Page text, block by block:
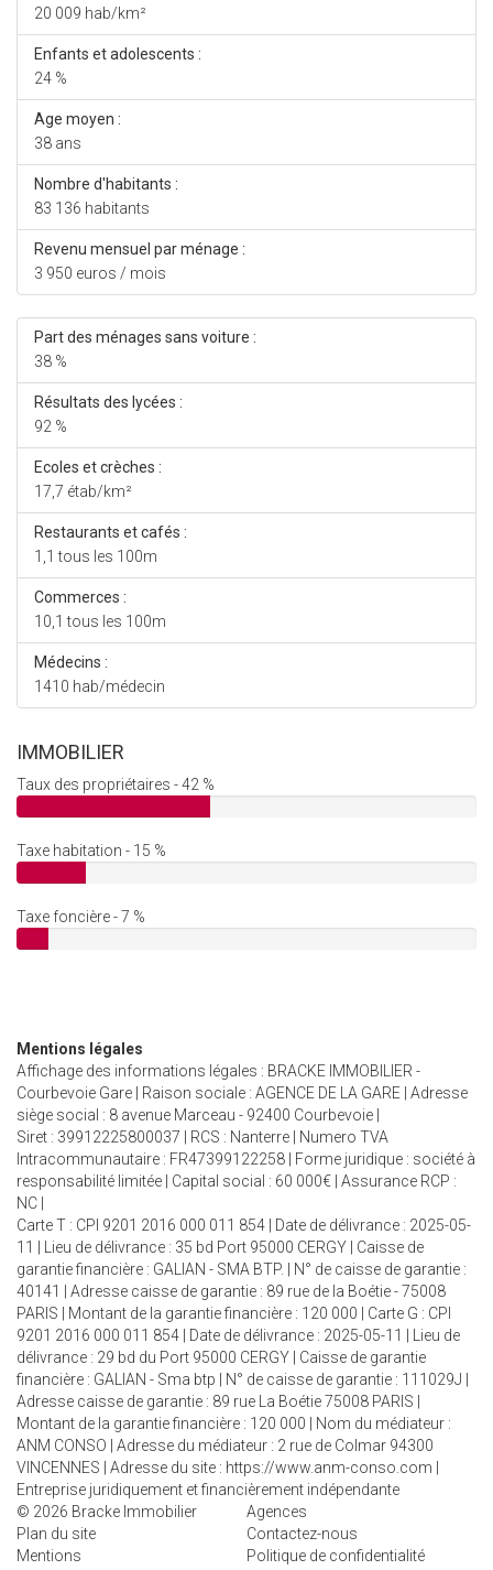
20 009 hab/km²
Enfants et adolescents :
24 %
Age moyen :
38 ans
Nombre d'habitants :
83 136 habitants
Revenu mensuel par ménage :
3 950 euros / mois
Part des ménages sans voiture :
38 %
Résultats des lycées :
92 %
Ecoles et crèches :
17,7 étab/km²
Restaurants et cafés :
1,1 tous les 100m
Commerces :
10,1 tous les 100m
Médecins :
1410 hab/médecin
IMMOBILIER
Taux des propriétaires - 42 %
Taxe habitation - 15 %
Taxe foncière - 7 %
Mentions légales
Affichage des informations légales : BRACKE IMMOBILIER -
Courbevoie Gare | Raison sociale : AGENCE DE LA GARE | Adresse
siège social : 8 avenue Marceau - 92400 Courbevoie |
Siret : 39912225800037 | RCS : Nanterre | Numero TVA
Intracommunautaire : FR47399122258 | Forme juridique : société à
responsabilité limitée | Capital social : 60 000€ | Assurance RCP :
NC |
Carte T : CPI 9201 2016 000 011 854 | Date de délivrance : 2025-05-
11 | Lieu de délivrance : 35 bd Port 95000 CERGY | Caisse de
garantie financière : GALIAN - SMA BTP. | N° de caisse de garantie :
40141 | Adresse caisse de garantie : 89 rue de la Boétie - 75008
PARIS | Montant de la garantie financière : 120 000 | Carte G : CPI
9201 2016 000 011 854 | Date de délivrance : 2025-05-11 | Lieu de
délivrance : 29 bd du Port 95000 CERGY | Caisse de garantie
financière : GALIAN - Sma btp | N° de caisse de garantie : 111029J |
Adresse caisse de garantie : 89 rue La Boétie 75008 PARIS |
Montant de la garantie financière : 120 000 | Nom du médiateur :
ANM CONSO | Adresse du médiateur : 2 rue de Colmar 94300
VINCENNES | Adresse du site : https://www.anm-conso.com
Entreprise juridiquement et financièrement indépendante
© 2026 Bracke Immobilier
Agences
Plan du site
Contactez-nous
Mentions
Politique de confidentialité